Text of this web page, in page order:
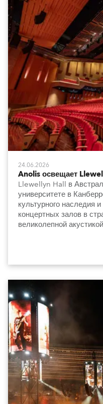
24.06.2026
Anolis освещает
Llewellyn Hall в
университете в
культурного наследия
концертных залов в
великолепной